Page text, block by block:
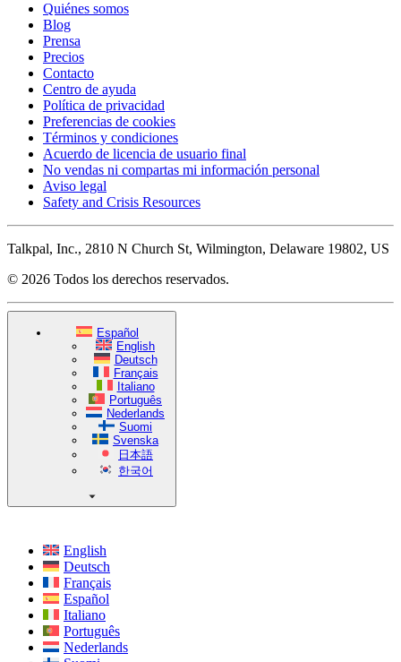
Quiénes somos
Blog
Prensa
Precios
Contacto
Centro de ayuda
Política de privacidad
Preferencias de cookies
Términos y condiciones
Acuerdo de licencia de usuario final
No vendas ni compartas mi información personal
Aviso legal
Safety and Crisis Resources
Talkpal, Inc., 2810 N Church St, Wilmington, Delaware 19802, US
© 2026 Todos los derechos reservados.
Español
English
Deutsch
Français
Italiano
Português
Nederlands
Suomi
Svenska
日本語
한국어
English
Deutsch
Français
Español
Italiano
Português
Nederlands